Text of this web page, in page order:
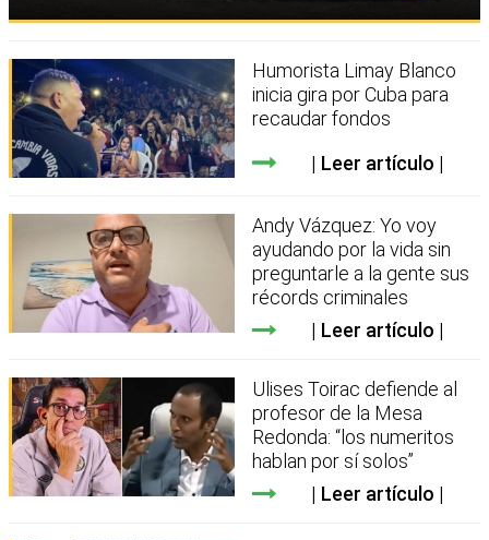
Humorista Limay Blanco
inicia gira por Cuba para
recaudar fondos
Leer artículo
Andy Vázquez: Yo voy
ayudando por la vida sin
preguntarle a la gente sus
récords criminales
Leer artículo
Ulises Toirac defiende al
profesor de la Mesa
Redonda: “los numeritos
hablan por sí solos”
Leer artículo